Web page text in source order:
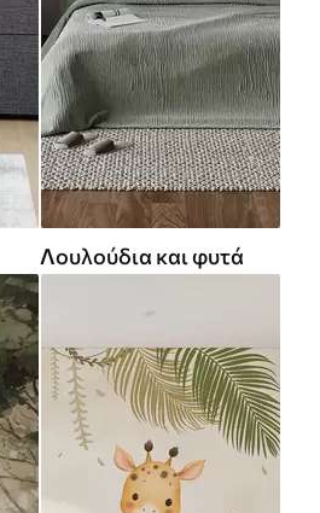
Λουλούδια και φυτά